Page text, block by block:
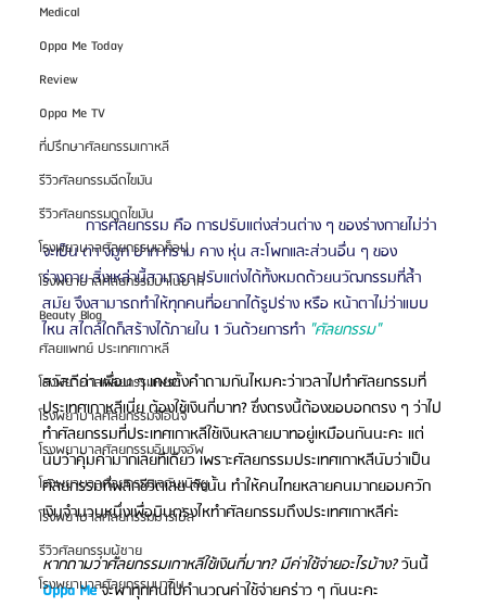
Medical
Oppa Me Today
Review
Oppa Me TV
ที่ปรึกษาศัลยกรรมเกาหลี
รีวิวศัลยกรรมฉีดไขมัน
รีวิวศัลยกรรมดูดไขมัน
โรงพยาบาลศัลยกรรมเอท็อป
โรงพยาบาลศัลยกรรมบาโนบากิ
Beauty Blog
ศัลยแพทย์ ประเทศเกาหลี
โรงพยาบาลศัลยกรรมเฟรช
โรงพยาบาลศัลยกรรมจีเอ็นจี
โรงพยาบาลศัลยกรรมอิมเมจอัพ
โรงพยาบาลศัลยกรรมเจดับเบิลยู
โรงพยาบาลศัลยกรรมมาร์เบิ้ล
รีวิวศัลยกรรมผู้ชาย
โรงพยาบาลศัลยกรรมมาอิน
	การศัลยกรรม คือ การปรับแต่งส่วนต่าง ๆ ของร่างกายไม่ว่า
จะเป็น ตา จมูก ปาก กราม คาง หุ่น สะโพกและส่วนอื่น ๆ ของ
ร่างกาย สิ่งเหล่านี้สามารถปรับแต่งได้ทั้งหมดด้วยนวัฒกรรมที่ล้ำ
สมัย จึงสามารถทำให้ทุกคนที่อยากได้รูปร่าง หรือ หน้าตาไม่ว่าแบบ
ไหน สไตล์ใดก็สร้างได้ภายใน 1 วันด้วยการทำ "ศัลยกรรม"
สวัสดีค่า เพื่อน ๆ เคยตั้งคำถามกันไหมคะว่าเวลาไปทำศัลยกรรมที่
ประเทศเกาหลีเนี่ย ต้องใช้เงินกี่บาท? ซึ่งตรงนี้ต้องขอบอกตรง ๆ ว่าไป
ทำศัลยกรรมที่ประเทศเกาหลีใช้เงินหลายบาทอยู่เหมือนกันนะคะ แต่
นับว่าคุ้มค่ามากเลยทีเดียว เพราะศัลยกรรมประเทศเกาหลีนับว่าเป็น
ศัลยกรรมที่พลิกชีวิตเลย ดังนั้น ทำให้คนไทยหลายคนมากยอมควัก
เงินจำนวนหนึ่งเพื่อบินตรงไหทำศัลยกรรมถึงประเทศเกาหลีค่ะ
หากถามว่าศัลยกรรมเกาหลีใช้เงินกี่บาท? มีค่าใช้จ่ายอะไรบ้าง? วันนี้
Oppa Me จะพาทุกคนไปคำนวณค่าใช้จ่ายคร่าว ๆ กันนะคะ